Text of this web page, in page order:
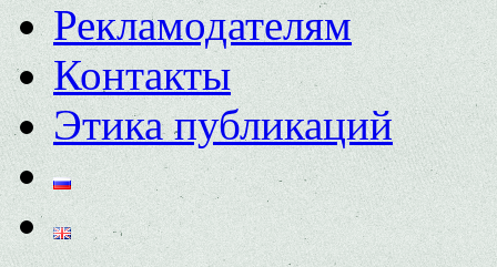
Рекламодателям
Контакты
Этика публикаций